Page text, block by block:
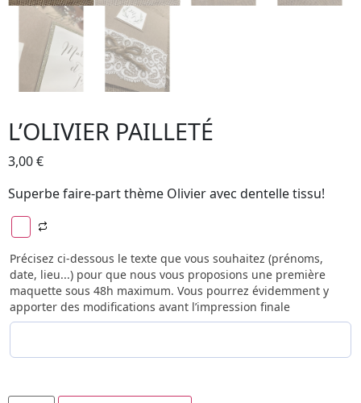
L’OLIVIER PAILLETÉ
3,00€
Superbe faire-part thème Olivier avec dentelle tissu!
Précisez ci-dessous le texte que vous souhaitez (prénoms,
date, lieu...) pour que nous vous proposions une première
maquette sous 48h maximum. Vous pourrez évidemment y
apporter des modifications avant l’impression finale